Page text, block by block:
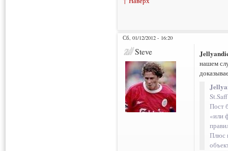
Сб, 01/12/2012 - 16:20
Steve
нашем
St.Saff
Пост
«или
Плюс